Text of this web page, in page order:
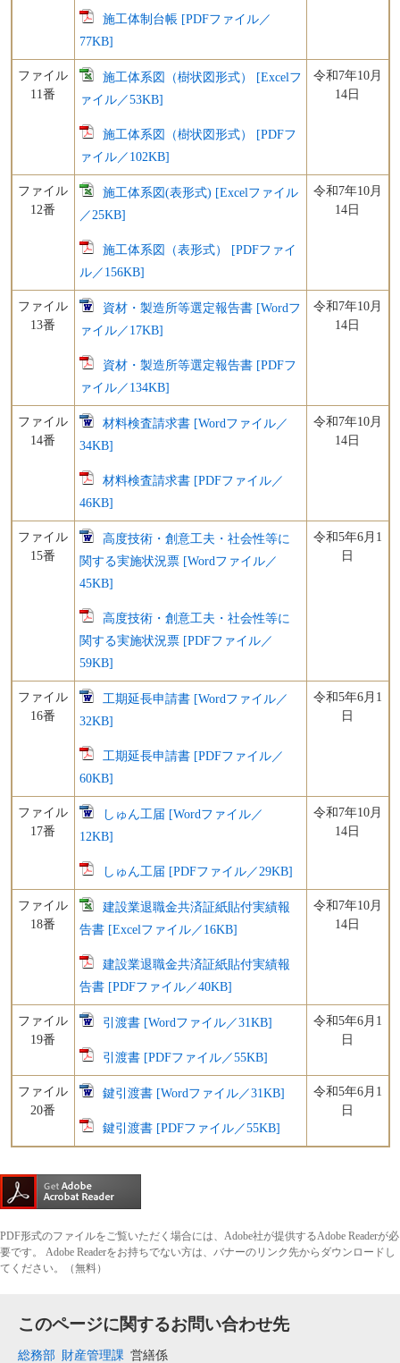
施工体制台帳 [PDFファイル／
77KB]
ファイル
11番
施工体系図（樹状図形式） [Excelフ
ァイル／53KB]
施工体系図（樹状図形式） [PDFフ
ァイル／102KB]
令和7年10月
14日
ファイル
12番
施工体系図(表形式) [Excelファイル
／25KB]
施工体系図（表形式） [PDFファイ
ル／156KB]
令和7年10月
14日
ファイル
13番
資材・製造所等選定報告書 [Wordフ
ァイル／17KB]
資材・製造所等選定報告書 [PDFフ
ァイル／134KB]
令和7年10月
14日
​ファイル
14番
材料検査請求書 [Wordファイル／
34KB]
材料検査請求書 [PDFファイル／
46KB]
令和7年10月
14日
ファイル
15番
高度技術・創意工夫・社会性等に
関する実施状況票 [Wordファイル／
45KB]
高度技術・創意工夫・社会性等に
関する実施状況票 [PDFファイル／
59KB]
令和5年6月1
日
ファイル
16番
工期延長申請書 [Wordファイル／
32KB]
工期延長申請書 [PDFファイル／
60KB]
令和5年6月1
日
ファイル
17番
しゅん工届 [Wordファイル／
12KB]
しゅん工届 [PDFファイル／29KB]
令和7年10月
14日
ファイル
18番
建設業退職金共済証紙貼付実績報
告書 [Excelファイル／16KB]
建設業退職金共済証紙貼付実績報
告書 [PDFファイル／40KB]
令和7年10月
14日
ファイル
19番
引渡書 [Wordファイル／31KB]
引渡書 [PDFファイル／55KB]
令和5年6月1
日
ファイル
20番
鍵引渡書 [Wordファイル／31KB]
鍵引渡書 [PDFファイル／55KB]
令和5年6月1
日
PDF形式のファイルをご覧いただく場合には、Adobe社が提供するAdobe Readerが必
要です。
Adobe Readerをお持ちでない方は、バナーのリンク先からダウンロードし
てください。（無料）
このページに関するお問い合わせ先
総務部 財産管理課 営繕係